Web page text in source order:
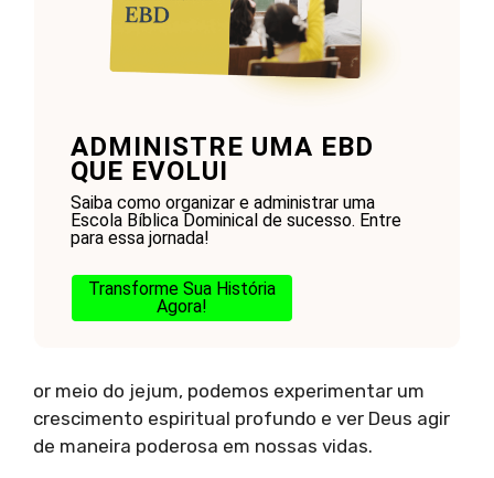
ADMINISTRE UMA EBD
QUE EVOLUI
Saiba como organizar e administrar uma
Escola Bíblica Dominical de sucesso. Entre
para essa jornada!
Transforme Sua História
Agora!
or meio do jejum, podemos experimentar um
crescimento espiritual profundo e ver Deus agir
de maneira poderosa em nossas vidas.